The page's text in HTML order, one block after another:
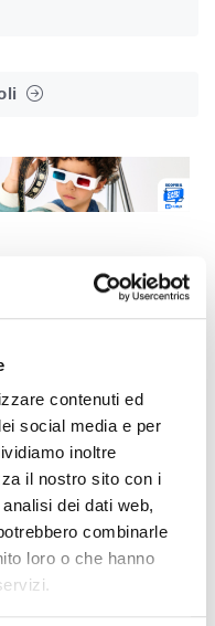
contenuti ed
social media e per
inoltre
il nostro sito con i
dei dati web,
combinarle
loro o che hanno